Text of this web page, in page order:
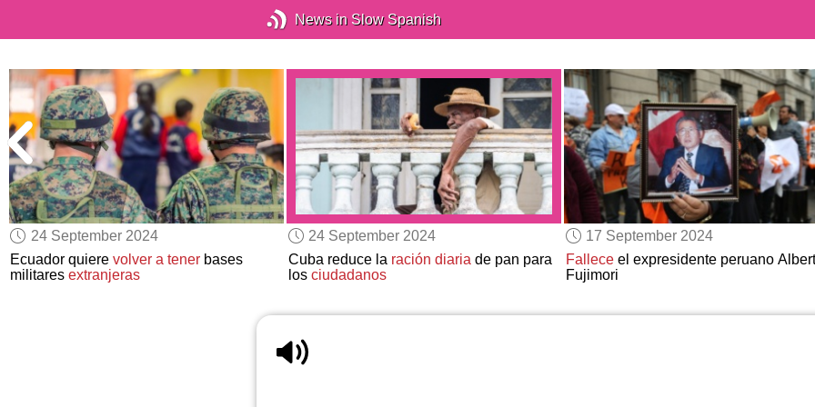
News in Slow Spanish
24 September 2024
Ecuador quierevolver a tener bases
militaresextranjeras
24 September 2024
Cuba reduce la ración diariade pan para
los ciudadanos
17 September 2024
Falleceel expresidente peruano
Fujimori